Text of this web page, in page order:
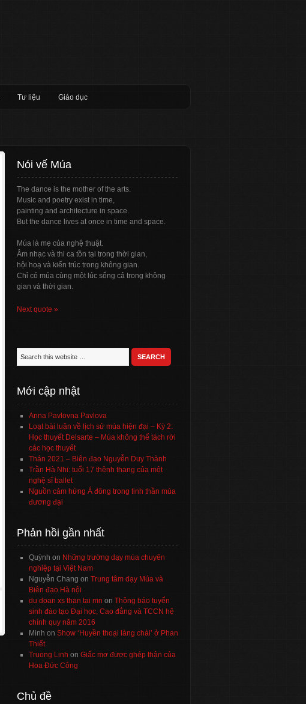
Tư liệu Giáo dục
Nói vế Múa
The dance is the mother of the arts.
Music and poetry exist in time,
painting and architecture in space.
But the dance lives at once in time and space.
Múa là mẹ của nghệ thuật.
Âm nhạc và thi ca tồn tại trong thời gian,
hội hoạ và kiến trúc trong không gian.
Chỉ có múa cùng một lúc sống cả trong không
gian và thời gian.
Next quote »
Mới cập nhật
Anna Pavlovna Pavlova
Loạt bài luận về lịch sử múa hiện đại – Kỳ 2:
Học thuyết Delsarte – Múa không thể tách rời
các học thuyết
Thán 2021 – Biên đạo Nguyễn Duy Thành
Trần Hà Nhi: tuổi 17 thênh thang của một
nghệ sĩ ballet
Nguồn cảm hứng Á đông trong tinh thần múa
đương đại
Phản hồi gần nhất
Quỳnh on Những trường dạy múa chuyên
nghiệp tại Việt Nam
Nguyễn Chang on Trung tâm dạy Múa và
Biên đạo Hà nội
du doan xs than tai mn on Thông báo tuyển
sinh đào tạo Đại học, Cao đẳng và TCCN hệ
chính quy năm 2016
Minh on Show ‘Huyền thoại làng chài’ ở Phan
Thiết
Truong Linh on Giấc mơ được ghép thận của
Hoa Đức Công
Chủ đề